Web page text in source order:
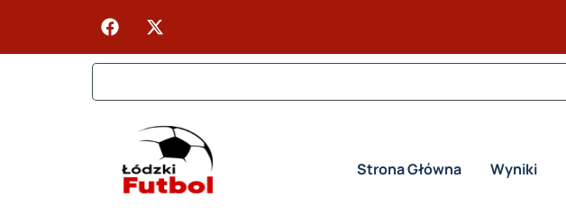
Strona Główna Wyniki